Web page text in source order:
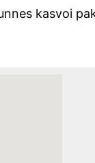
kasvoi